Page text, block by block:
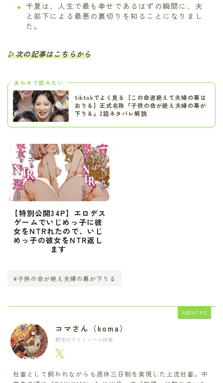
千夏は、人生で最も幸せであるはずの瞬間に、夫
と部下による最悪の裏切りを知ることになりまし
た。
▷次の記事はこちらから
あわせて読みたい
tiktokでよく見る【この命途絶えて夫婦の幕は
おりる】正式名称『子供の命が絶え夫婦の幕が
下りる』2話ネタバレ解説
【特別公開34P】エロデス
ゲームでいじめっ子に彼
女をNTRれたので、いじ
めっ子の彼女をNTR返し
ます
#子供の命が絶え夫婦の幕が下りる
ABOUT ME
コマさん（koma）
野生のライトノベル作家
社畜として飼われながらも週休三日制を実現した上流社畜。中